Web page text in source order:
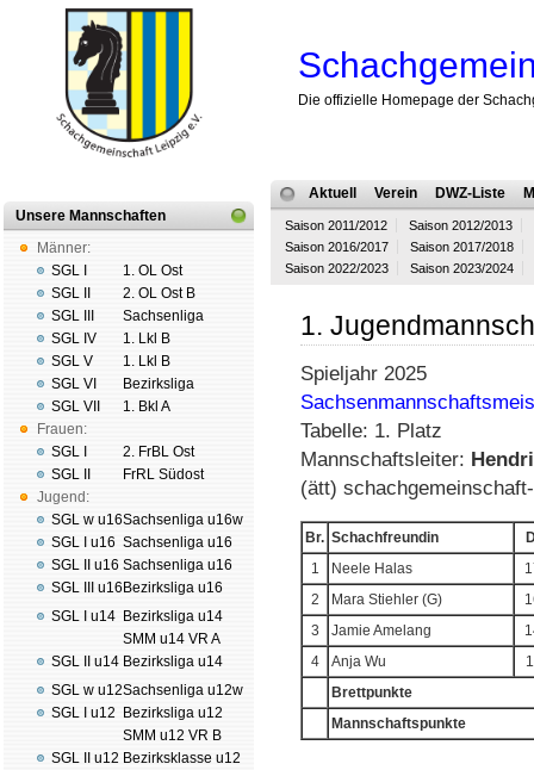
Die offizielle Homepage der
Unsere Mannschaften
Männer:
SGL I
SGL II
SGL III
SGL IV
SGL V
SGL VI
SGL VII
Frauen:
SGL I
SGL II
Jugend:
SGL w u16
SGL I u16
SGL II u16
SGL III u16
SGL I u14
SGL II u14
SGL w u12
SGL I u12
SGL II u12
1. OL Ost
2. OL Ost B
Sachsenliga
1. Lkl B
1. Lkl B
Bezirksliga
1. Bkl A
2. FrBL Ost
FrRL Südost
Sachsenliga u16w
Sachsenliga u16
Sachsenliga u16
Bezirksliga u16
Bezirksliga u14
SMM u14 VR A
Bezirksliga u14
Sachsenliga u12w
Bezirksliga u12
SMM u12 VR B
Bezirksklasse u12
Aktuell Verein DWZ-Liste
Saison 2011/2012
Saison 2012/2013
Saison 2016/2017
Saison 2017/2018
Saison 2022/2023
Saison 2023/2024
1.
Spieljahr 2025
Tabelle: 1. Platz
Mannschaftsleiter:
(ätt)
Br. Schachfreundin
1
Neele Halas
2
Mara Stiehler (G)
3
Jamie Amelang
4
Anja Wu
Brettpunkte
Mannschaftspunkte